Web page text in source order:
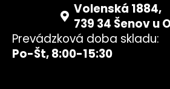
Volenská 1884,
739 34 Šenov u
Prevádzková doba skladu:
Po-Št, 8:00-15:30